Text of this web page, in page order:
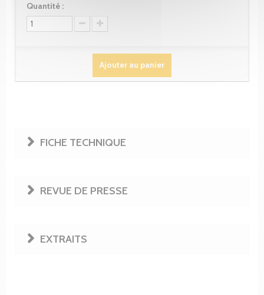
Quantité :
Ajouter au panier
FICHE TECHNIQUE
REVUE DE PRESSE
EXTRAITS